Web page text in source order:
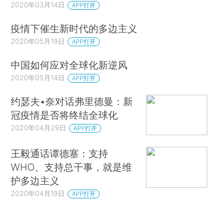
2020年03月14日 APP打开
疫情下催生新时代的多边主义
2020年05月19日 APP打开
中国如何应对全球化新逆风
2020年05月14日 APP打开
约瑟夫•奈对话弗里德曼：新
冠疫情是否将终结全球化
2020年04月29日 APP打开
王毅通话谭德塞：支持
WHO、支持总干事，就是维
护多边主义
2020年04月19日 APP打开